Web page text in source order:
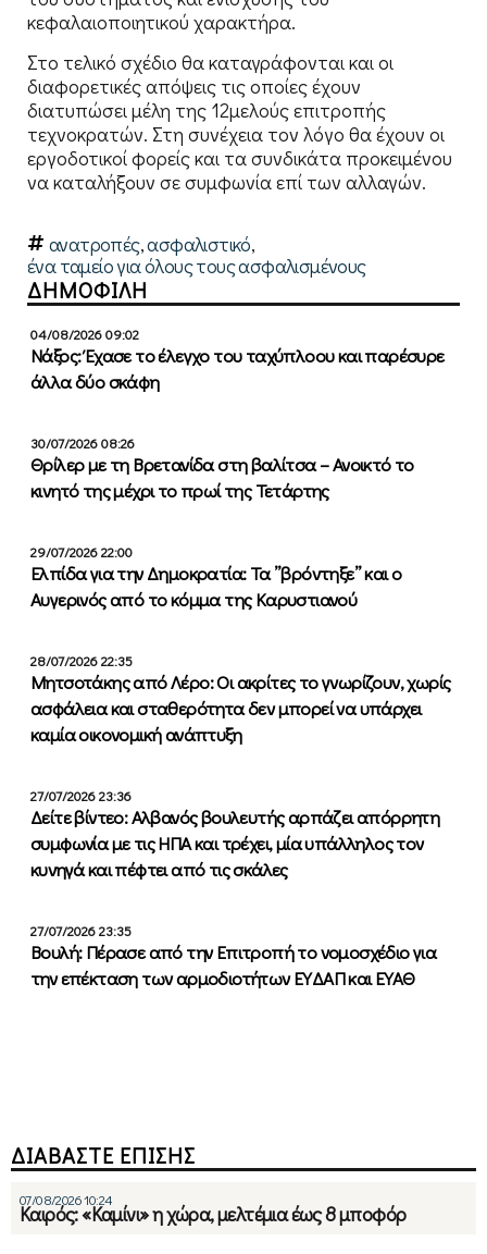
κεφαλαιοποιητικού χαρακτήρα.
Στο τελικό σχέδιο θα καταγράφονται και οι
διαφορετικές απόψεις τις οποίες έχουν
διατυπώσει μέλη της 12μελούς επιτροπής
τεχνοκρατών. Στη συνέχεια τον λόγο θα έχουν οι
εργοδοτικοί φορείς και τα συνδικάτα προκειμένου
να καταλήξουν σε συμφωνία επί των αλλαγών.
ανατροπές,ασφαλιστικό,
ένα ταμείο για όλους τους ασφαλισμένους
ΔΗΜΟΦΙΛΗ
04/08/2026 09:02
Νάξος: Έχασε το έλεγχο του ταχύπλοου και παρέσυρε
άλλα δύο σκάφη
30/07/2026 08:26
Θρίλερ με τη Βρετανίδα στη βαλίτσα – Ανοικτό το
κινητό της μέχρι το πρωί της Τετάρτης
29/07/2026 22:00
Ελπίδα για την Δημοκρατία: Τα ”βρόντηξε” και ο
Αυγερινός από το κόμμα της Καρυστιανού
28/07/2026 22:35
Μητσοτάκης από Λέρο: Οι ακρίτες το γνωρίζουν, χωρίς
ασφάλεια και σταθερότητα δεν μπορεί να υπάρχει
καμία οικονομική ανάπτυξη
27/07/2026 23:36
Δείτε βίντεο: Αλβανός βουλευτής αρπάζει απόρρητη
συμφωνία με τις ΗΠΑ και τρέχει, μία υπάλληλος τον
κυνηγά και πέφτει από τις σκάλες
27/07/2026 23:35
Βουλή: Πέρασε από την Επιτροπή το νομοσχέδιο για
την επέκταση των αρμοδιοτήτων ΕΥΔΑΠ και ΕΥΑΘ
ΔΙΑΒΑΣΤΕ ΕΠΙΣΗΣ
07/08/2026 10:24
Καιρός: «Καμίνι» η χώρα, μελτέμια έως 8 μποφόρ